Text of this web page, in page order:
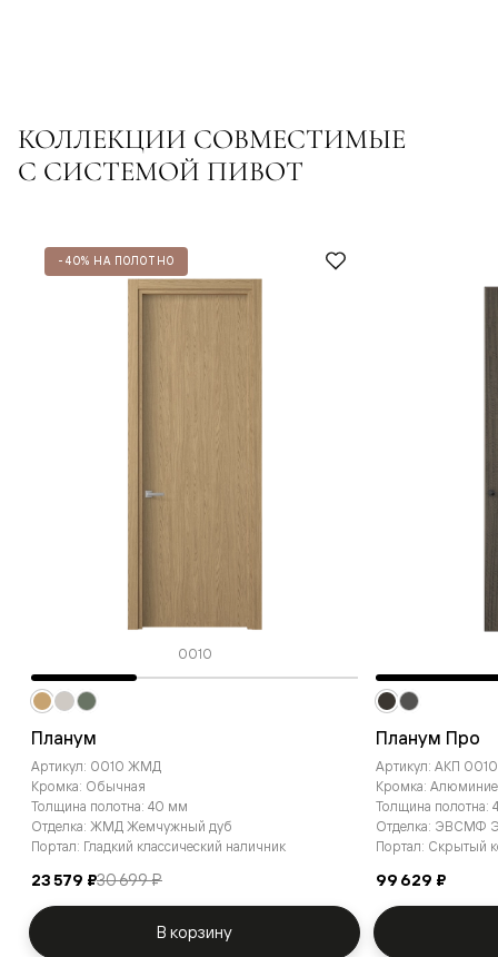
КОЛЛЕКЦИИ СОВМЕСТИМЫЕ
С СИСТЕМОЙ ПИВОТ
-40% НА ПОЛОТНО
0010
Планум
Артикул: 0010 ЖМД
Кромка: Обычная
Толщина полотна: 40 мм
Отделка: ЖМД Жемчужный дуб
Портал: Гладкий классический наличник
23 579 ₽30 699 ₽
В корзину
Планум Про
Артикул: АКП
Кромка:
Толщина полотна:
Отделка: ЭВСМФ
Портал: Скрытый
99 629 ₽